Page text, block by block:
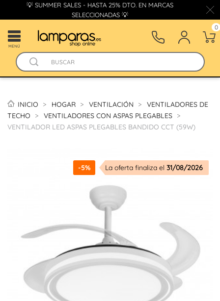
💡 SUMMER SALES - HASTA 25% DTO. EN MARCAS
SELECCIONADAS 💡
MENÚ
0
INICIO HOGAR VENTILACIÓN
VENTILADORES DE
TECHO
VENTILADORES CON ASPAS PLEGABLES
VENTILADOR LED ASPAS PLEGABLES BANDIDO CCT (59W)
-5% La oferta finaliza el 31/08/2026